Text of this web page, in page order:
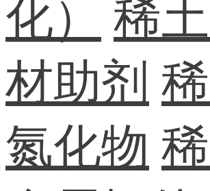
化）
稀
材助剂
氮化物